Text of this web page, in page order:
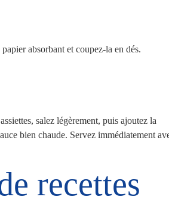
absorbant et coupez-la en dés.
salez légèrement, puis ajoutez la
bien chaude. Servez immédiatement
recettes